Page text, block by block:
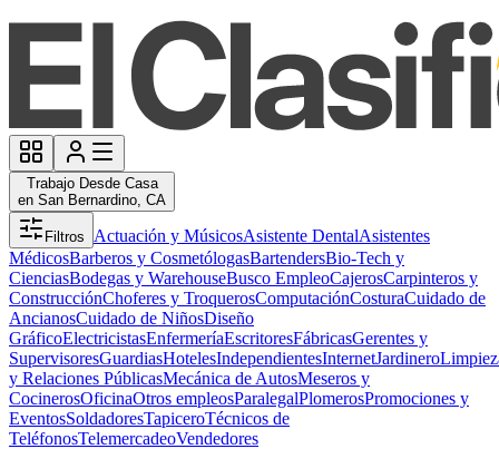
Trabajo Desde Casa
en San Bernardino, CA
Filtros Actuación y MúsicosAsistente DentalAsistentes
MédicosBarberos y CosmetólogasBartendersBio-Tech y
CienciasBodegas y WarehouseBusco EmpleoCajerosCarpinteros y
ConstrucciónChoferes y TroquerosComputaciónCosturaCuidado de
AncianosCuidado de NiñosDiseño
GráficoElectricistasEnfermeríaEscritoresFábricasGerentes y
SupervisoresGuardiasHotelesIndependientesInternetJardinero
y Relaciones PúblicasMecánica de AutosMeseros y
CocinerosOficinaOtros empleosParalegalPlomerosPromociones y
EventosSoldadoresTapiceroTécnicos de
TeléfonosTelemercadeoVendedores